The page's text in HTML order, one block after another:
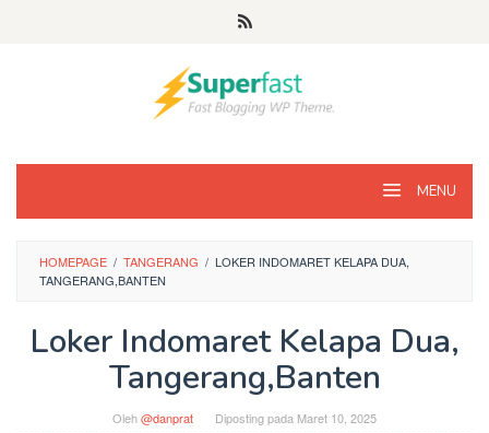
MENU
HOMEPAGE / TANGERANG / LOKER INDOMARET KELAPA DUA,
TANGERANG,BANTEN
Loker Indomaret Kelapa Dua,
Tangerang,Banten
Oleh@danprat Diposting pada Maret 10, 2025